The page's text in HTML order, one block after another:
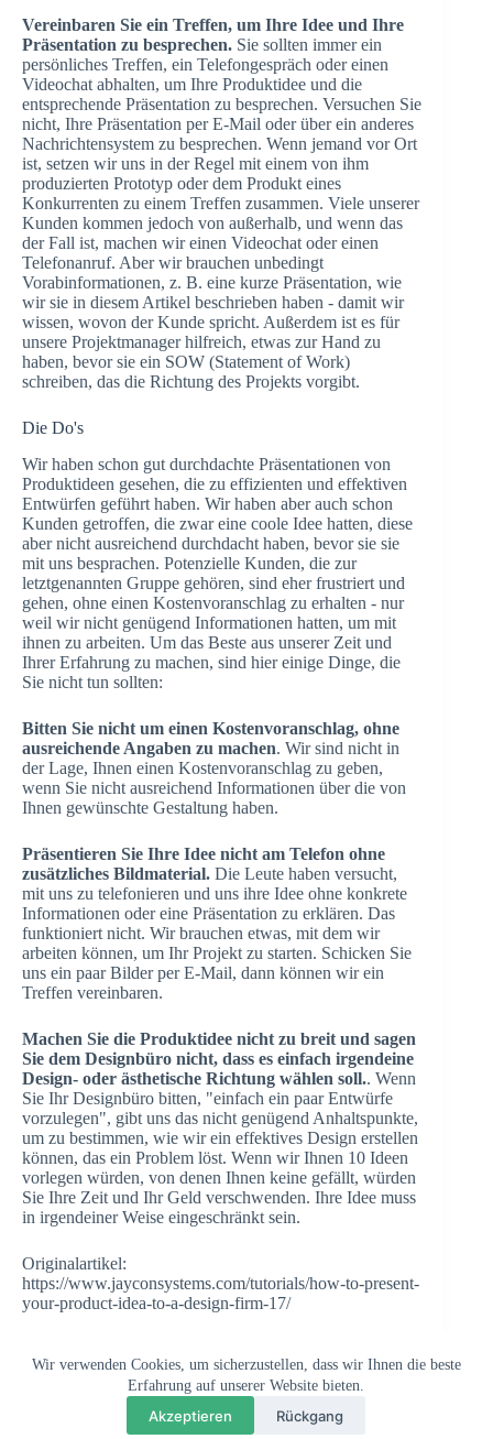
Wir verwenden Cookies, um sicherzustellen, dass wir Ihnen die beste
Erfahrung auf unserer Website bieten.
Akzeptieren Rückgang
Vereinbaren Sie ein Treffen, um Ihre Idee und Ihre
Präsentation zu besprechen. Sie sollten immer ein
persönliches Treffen, ein Telefongespräch oder einen
Videochat abhalten, um Ihre Produktidee und die
entsprechende Präsentation zu besprechen. Versuchen Sie
nicht, Ihre Präsentation per E-Mail oder über ein anderes
Nachrichtensystem zu besprechen. Wenn jemand vor Ort
ist, setzen wir uns in der Regel mit einem von ihm
produzierten Prototyp oder dem Produkt eines
Konkurrenten zu einem Treffen zusammen. Viele unserer
Kunden kommen jedoch von außerhalb, und wenn das
der Fall ist, machen wir einen Videochat oder einen
Telefonanruf. Aber wir brauchen unbedingt
Vorabinformationen, z. B. eine kurze Präsentation, wie
wir sie in diesem Artikel beschrieben haben - damit wir
wissen, wovon der Kunde spricht. Außerdem ist es für
unsere Projektmanager hilfreich, etwas zur Hand zu
haben, bevor sie ein SOW (Statement of Work)
schreiben, das die Richtung des Projekts vorgibt.
Die Do's
Wir haben schon gut durchdachte Präsentationen von
Produktideen gesehen, die zu effizienten und effektiven
Entwürfen geführt haben. Wir haben aber auch schon
Kunden getroffen, die zwar eine coole Idee hatten, diese
aber nicht ausreichend durchdacht haben, bevor sie sie
mit uns besprachen. Potenzielle Kunden, die zur
letztgenannten Gruppe gehören, sind eher frustriert und
gehen, ohne einen Kostenvoranschlag zu erhalten - nur
weil wir nicht genügend Informationen hatten, um mit
ihnen zu arbeiten. Um das Beste aus unserer Zeit und
Ihrer Erfahrung zu machen, sind hier einige Dinge, die
Sie nicht tun sollten:
Bitten Sie nicht um einen Kostenvoranschlag, ohne
ausreichende Angaben zu machen. Wir sind nicht in
der Lage, Ihnen einen Kostenvoranschlag zu geben,
wenn Sie nicht ausreichend Informationen über die von
Ihnen gewünschte Gestaltung haben.
Präsentieren Sie Ihre Idee nicht am Telefon ohne
zusätzliches Bildmaterial. Die Leute haben versucht,
mit uns zu telefonieren und uns ihre Idee ohne konkrete
Informationen oder eine Präsentation zu erklären. Das
funktioniert nicht. Wir brauchen etwas, mit dem wir
arbeiten können, um Ihr Projekt zu starten. Schicken Sie
uns ein paar Bilder per E-Mail, dann können wir ein
Treffen vereinbaren.
Machen Sie die Produktidee nicht zu breit und sagen
Sie dem Designbüro nicht, dass es einfach irgendeine
Design- oder ästhetische Richtung wählen soll.. Wenn
Sie Ihr Designbüro bitten, "einfach ein paar Entwürfe
vorzulegen", gibt uns das nicht genügend Anhaltspunkte,
um zu bestimmen, wie wir ein effektives Design erstellen
können, das ein Problem löst. Wenn wir Ihnen 10 Ideen
vorlegen würden, von denen Ihnen keine gefällt, würden
Sie Ihre Zeit und Ihr Geld verschwenden. Ihre Idee muss
in irgendeiner Weise eingeschränkt sein.
Originalartikel:
https://www.jayconsystems.com/tutorials/how-to-present-
your-product-idea-to-a-design-firm-17/
Urheberrecht © 2026 - Topworks Plastic Mold
Questions? Chat with us